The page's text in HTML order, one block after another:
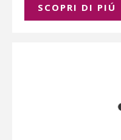
SCOPRI DI PIÚ